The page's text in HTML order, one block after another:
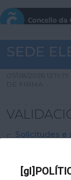
SEDE
07/08/2026 12:19:19
DE FIRMA
Solicitudes e
XML